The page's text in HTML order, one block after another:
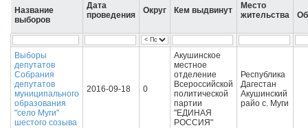
Название
выборов
Дата
проведения
Округ Кем выдвинут
Место
жительства
Выборы
депутатов
Собрания
депутатов
муниципального
образования
"село Муги"
шестого созыва
2016-09-18 0
Акушинское
местное
отделение
Всероссийской
политической
партии
"ЕДИНАЯ
РОССИЯ"
Республика
Дагестан
Акушинский
райо с. Муги